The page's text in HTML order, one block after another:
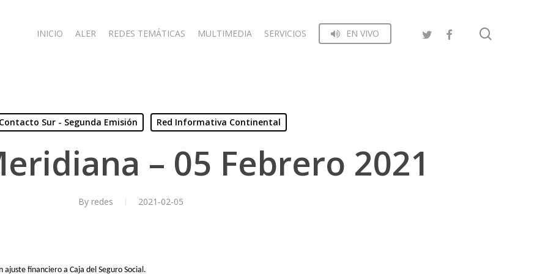
INICIO ALER REDES TEMÁTICAS MULTIMEDIA SERVICIOS EN VIVO
Contacto Sur - Segunda Emisión Red Informativa Continental
– 05 Febrero 2021
By redes 2021-02-05
financiero a Caja del Seguro Social.